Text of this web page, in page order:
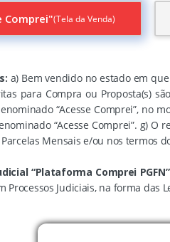
Comprei"(Tela da Venda)
a) Bem vendido no estado em
para Compra ou Proposta(s)
“Acesse Comprei”, no
“Acesse Comprei”. g)
Mensais e/ou nos termos
“Plataforma Comprei
Processos Judiciais, na forma das